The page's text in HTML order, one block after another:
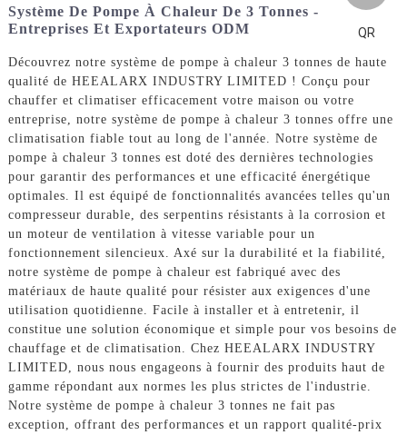
Système De Pompe À Chaleur De 3 Tonnes -
Entreprises Et Exportateurs ODM
Découvrez notre système de pompe à chaleur 3 tonnes de haute
qualité de HEEALARX INDUSTRY LIMITED ! Conçu pour
chauffer et climatiser efficacement votre maison ou votre
entreprise, notre système de pompe à chaleur 3 tonnes offre une
climatisation fiable tout au long de l'année. Notre système de
pompe à chaleur 3 tonnes est doté des dernières technologies
pour garantir des performances et une efficacité énergétique
optimales. Il est équipé de fonctionnalités avancées telles qu'un
compresseur durable, des serpentins résistants à la corrosion et
un moteur de ventilation à vitesse variable pour un
fonctionnement silencieux. Axé sur la durabilité et la fiabilité,
notre système de pompe à chaleur est fabriqué avec des
matériaux de haute qualité pour résister aux exigences d'une
utilisation quotidienne. Facile à installer et à entretenir, il
constitue une solution économique et simple pour vos besoins de
chauffage et de climatisation. Chez HEEALARX INDUSTRY
LIMITED, nous nous engageons à fournir des produits haut de
gamme répondant aux normes les plus strictes de l'industrie.
Notre système de pompe à chaleur 3 tonnes ne fait pas
exception, offrant des performances et un rapport qualité-prix